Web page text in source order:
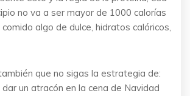
no va a ser mayor de 1000 calorías
algo de dulce, hidratos calóricos,
que no sigas la estrategia de:
un atracón en la cena de Navidad